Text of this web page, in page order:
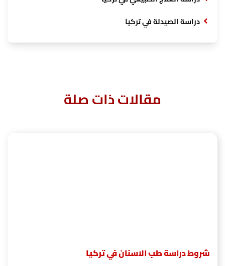
دراسة الصيدلة في تركيا
مقالات ذات صلة
شروط دراسة طب الاسنان في تركيا